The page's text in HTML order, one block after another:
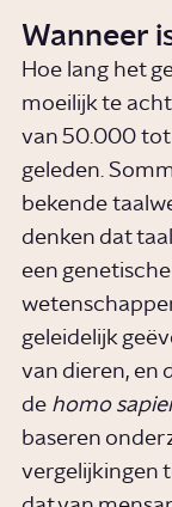
Wanneer
Hoe lang het
moeilijk te
van 50.000 tot
geleden.
bekende
denken dat
een
geleidelijk
van dieren, en
de homo
baseren
vergelijkingen